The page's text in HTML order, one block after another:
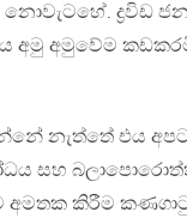
ද්‍රවිඩ
අමු අමුවේම
නැත්තේ එය
සහ
කිරීම